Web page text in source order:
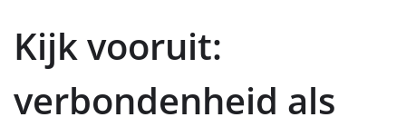
Kijk vooruit:
verbondenheid als